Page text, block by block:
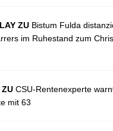
ZU Bistum Fulda
im Ruhestand zum
ZU CSU-Rentenexperte
mit 63